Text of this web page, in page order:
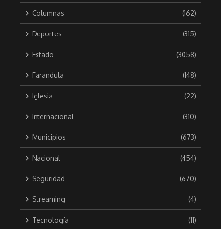
Columnas (162)
Deportes (315)
Estado (3058)
Farandula (148)
Iglesia (22)
Internacional (310)
Municipios (673)
Nacional (454)
Seguridad (670)
Streaming (4)
Tecnología (11)